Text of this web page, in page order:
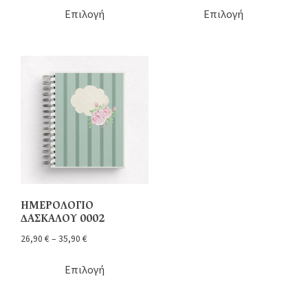
Επιλογή Επιλογή
ΗΜΕΡΟΛΟΓΙΟ
ΔΑΣΚΑΛΟΥ 0002
26,90 € – 35,90 €
Επιλογή